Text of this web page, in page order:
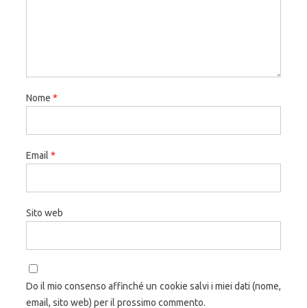
Nome *
Email *
Sito web
Do il mio consenso affinché un cookie salvi i miei dati (nome,
email, sito web) per il prossimo commento.